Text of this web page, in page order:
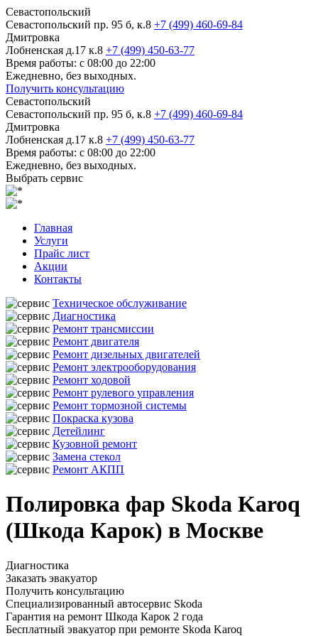
Севастопольский
Севастопольский пр. 95 б, к.8 +7 (499) 460-69-84
Дмитровка
Лобненская д.17 к.8 +7 (499) 450-63-77
Время работы: с 08:00 до 22:00
Ежедневно, без выходных.
Получить консультацию
Севастопольский
Севастопольский пр. 95 б, к.8 +7 (499) 460-69-84
Дмитровка
Лобненская д.17 к.8 +7 (499) 450-63-77
Время работы: с 08:00 до 22:00
Ежедневно, без выходных.
Выбрать сервис
Главная
Услуги
Прайс лист
Акции
Контакты
Техническое обслуживание
Диагностика
Ремонт трансмиссии
Ремонт двигателя
Ремонт дизельных двигателей
Ремонт электрооборудования
Ремонт ходовой
Ремонт рулевого управления
Ремонт тормозной системы
Покраска кузова
Детейлинг
Кузовной ремонт
Замена стекол
Ремонт АКПП
Полировка фар Skoda Karoq
(Шкода Карок) в Москве
Диагностика
Заказать эвакуатор
Получить консультацию
Специализированный автосервис Skoda
Гарантия на ремонт Шкода Карок 2 года
Бесплатный эвакуатор при ремонте Skoda Karoq